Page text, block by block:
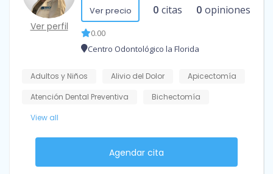
Ver perfil
Ver precio 0 citas 0 opiniones
0.00
Centro Odontológico la Florida
Adultos y Niños Alivio del Dolor
Apicectomía
Atención Dental Preventiva
Bichectomía
View all
Agendar cita